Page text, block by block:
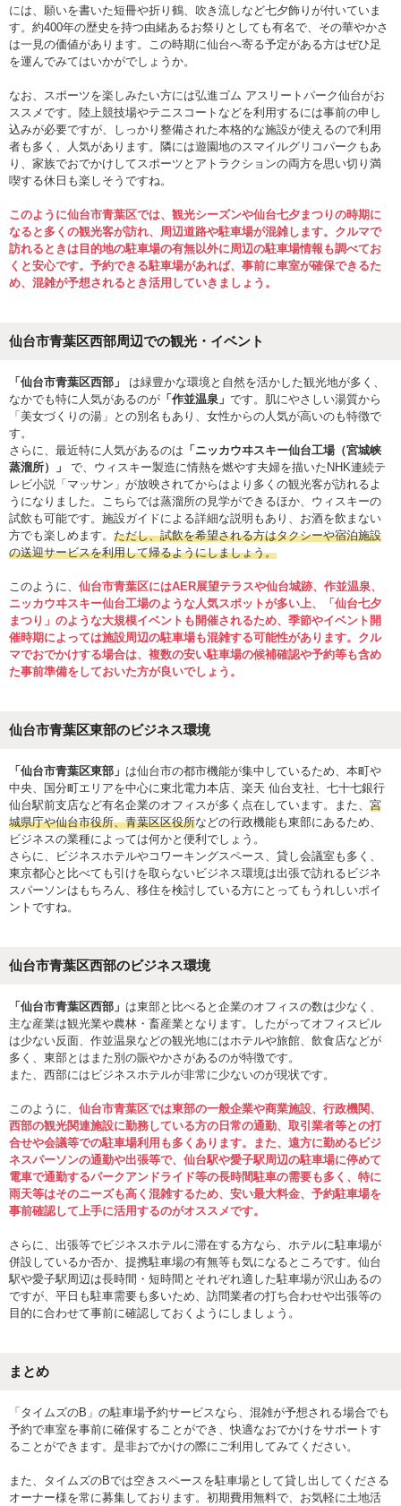
には、願いを書いた短冊や折り鶴、吹き流しなど七夕飾りが付いていま
す。約400年の歴史を持つ由緒あるお祭りとしても有名で、その華やかさ
は一見の価値があります。この時期に仙台へ寄る予定がある方はぜひ足
を運んでみてはいかがでしょうか。
なお、スポーツを楽しみたい方には弘進ゴム アスリートパーク仙台がお
ススメです。陸上競技場やテニスコートなどを利用するには事前の申し
込みが必要ですが、しっかり整備された本格的な施設が使えるので利用
者も多く、人気があります。隣には遊園地のスマイルグリコパークもあ
り、家族でおでかけしてスポーツとアトラクションの両方を思い切り満
喫する休日も楽しそうですね。
このように仙台市青葉区では、観光シーズンや仙台七夕まつりの時期に
なると多くの観光客が訪れ、周辺道路や駐車場が混雑します。クルマで
訪れるときは目的地の駐車場の有無以外に周辺の駐車場情報も調べてお
くと安心です。予約できる駐車場があれば、事前に車室が確保できるた
め、混雑が予想されるとき活用していきましょう。
仙台市青葉区西部周辺での観光・イベント
「仙台市青葉区西部」
は緑豊かな環境と自然を活かした観光地が多く、
なかでも特に人気があるのが 「作並温泉」 です。肌にやさしい湯質から
「美女づくりの湯」との別名もあり、女性からの人気が高いのも特徴で
す。
さらに、最近特に人気があるのは 「ニッカウヰスキー仙台工場（宮城峡
蒸溜所）」
で、ウィスキー製造に情熱を燃やす夫婦を描いたNHK連続テ
レビ小説「マッサン」が放映されてからはより多くの観光客が訪れるよ
うになりました。こちらでは蒸溜所の見学ができるほか、ウィスキーの
試飲も可能です。施設ガイドによる詳細な説明もあり、お酒を飲まない
方でも楽しめます。 ただし、試飲を希望される方はタクシーや宿泊施設
の送迎サービスを利用して帰るようにしましょう。
このように、 仙台市青葉区にはAER展望テラスや仙台城跡、作並温泉、
ニッカウヰスキー仙台工場のような人気スポットが多い上、「仙台七夕
まつり」のような大規模イベントも開催されるため、季節やイベント開
催時期によっては施設周辺の駐車場も混雑する可能性があります。クル
マでおでかけする場合は、複数の安い駐車場の候補確認や予約等も含め
た事前準備をしておいた方が良いでしょう。
仙台市青葉区東部のビジネス環境
「仙台市青葉区東部」 は仙台市の都市機能が集中しているため、本町や
中央、国分町エリアを中心に東北電力本店、楽天 仙台支社、七十七銀行
仙台駅前支店など有名企業のオフィスが多く点在しています。また、 宮
城県庁や仙台市役所、青葉区区役所などの行政機能も東部にあるため、
ビジネスの業種によっては何かと便利でしょう。
さらに、ビジネスホテルやコワーキングスペース、貸し会議室も多く、
東京都心と比べても引けを取らないビジネス環境は出張で訪れるビジネ
スパーソンはもちろん、移住を検討している方にとってもうれしいポイ
ントですね。
仙台市青葉区西部のビジネス環境
「仙台市青葉区西部」 は東部と比べると企業のオフィスの数は少なく、
主な産業は観光業や農林・畜産業となります。したがってオフィスビル
は少ない反面、作並温泉などの観光地にはホテルや旅館、飲食店などが
多く、東部とはまた別の賑やかさがあるのが特徴です。
また、西部にはビジネスホテルが非常に少ないのが現状です。
このように、 仙台市青葉区では東部の一般企業や商業施設、行政機関、
西部の観光関連施設に勤務している方の日常の通勤、取引業者等との打
合せや会議等での駐車場利用も多くあります。また、遠方に勤めるビジ
ネスパーソンの通勤や出張等で、仙台駅や愛子駅周辺の駐車場に停めて
電車で通勤するパークアンドライド等の長時間駐車の需要も多く、特に
雨天等はそのニーズも高く混雑するため、安い最大料金、予約駐車場を
事前確認して上手に活用するのがオススメです。
さらに、出張等でビジネスホテルに滞在する方なら、ホテルに駐車場が
併設しているか否か、提携駐車場の有無等も気になるところです。仙台
駅や愛子駅周辺は長時間・短時間とそれぞれ適した駐車場が沢山あるの
ですが、平日も駐車需要も多いため、訪問業者の打ち合わせや出張等の
目的に合わせて事前に確認しておくようにしましょう。
まとめ
「タイムズのB」の駐車場予約サービスなら、混雑が予想される場合でも
予約で車室を事前に確保することができ、快適なおでかけをサポートす
ることができます。是非おでかけの際にご利用してみてください。
また、タイムズのBでは空きスペースを駐車場として貸し出してくださる
オーナー様を常に募集しております。初期費用無料で、お気軽に土地活